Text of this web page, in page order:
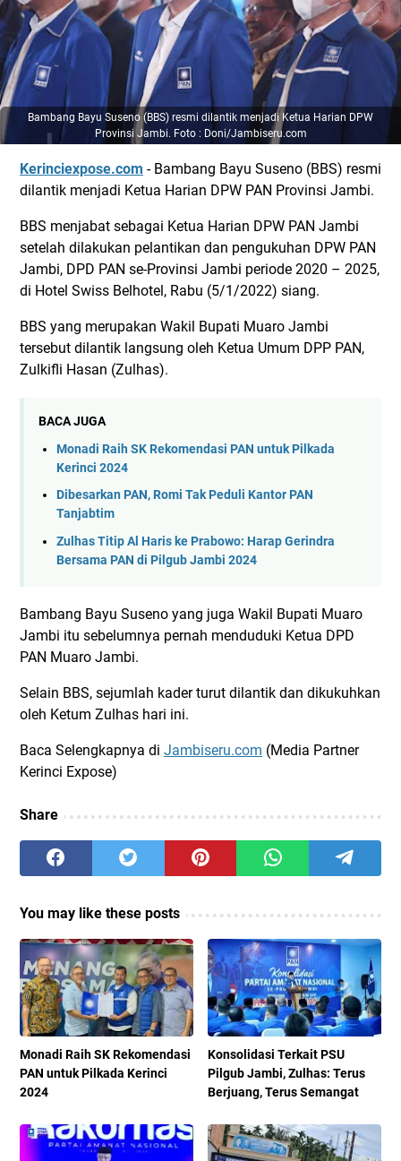
Bambang Bayu Suseno (BBS) resmi dilantik menjadi Ketua Harian DPW
Provinsi Jambi. Foto : Doni/Jambiseru.com
Kerinciexpose.com - Bambang Bayu Suseno (BBS) resmi
dilantik menjadi Ketua Harian DPW PAN Provinsi Jambi.
BBS menjabat sebagai Ketua Harian DPW PAN Jambi
setelah dilakukan pelantikan dan pengukuhan DPW PAN
Jambi, DPD PAN se-Provinsi Jambi periode 2020 – 2025,
di Hotel Swiss Belhotel, Rabu (5/1/2022) siang.
BBS yang merupakan Wakil Bupati Muaro Jambi
tersebut dilantik langsung oleh Ketua Umum DPP PAN,
Zulkifli Hasan (Zulhas).
BACA JUGA
Monadi Raih SK Rekomendasi PAN untuk Pilkada
Kerinci 2024
Dibesarkan PAN, Romi Tak Peduli Kantor PAN
Tanjabtim
Zulhas Titip Al Haris ke Prabowo: Harap Gerindra
Bersama PAN di Pilgub Jambi 2024
Bambang Bayu Suseno yang juga Wakil Bupati Muaro
Jambi itu sebelumnya pernah menduduki Ketua DPD
PAN Muaro Jambi.
Selain BBS, sejumlah kader turut dilantik dan dikukuhkan
oleh Ketum Zulhas hari ini.
Baca Selengkapnya di Jambiseru.com (Media Partner
Kerinci Expose)
Share
You may like these posts
Monadi Raih SK Rekomendasi
PAN untuk Pilkada Kerinci
2024
Konsolidasi Terkait PSU
Pilgub Jambi, Zulhas: Terus
Berjuang, Terus Semangat